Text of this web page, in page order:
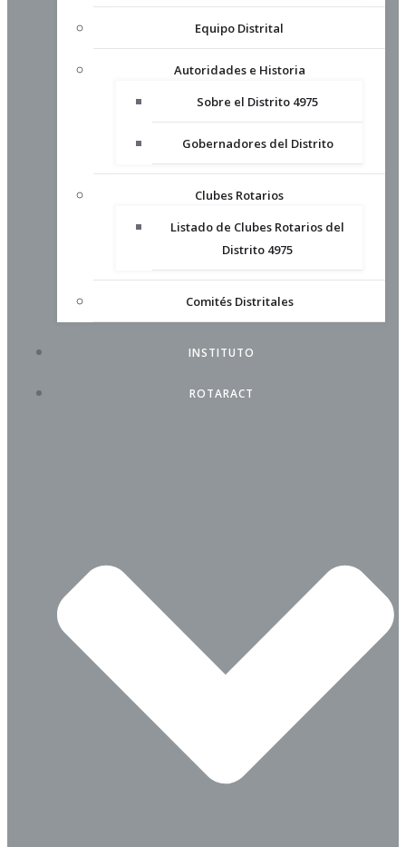
Equipo Distrital
Autoridades e Historia
Sobre el Distrito 4975
Gobernadores del Distrito
Clubes Rotarios
Listado de Clubes Rotarios del
Distrito 4975
Comités Distritales
INSTITUTO
ROTARACT